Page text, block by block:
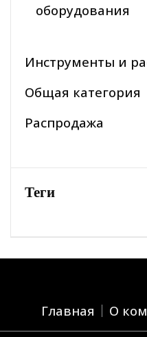
оборудования
Инструменты и
Общая категория
Распродажа
Теги
Главная О